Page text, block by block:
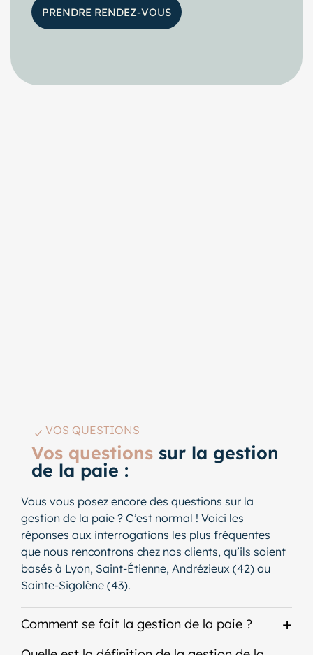
PRENDRE RENDEZ-VOUS
VOS QUESTIONS
Vos questions sur la gestion
de la paie :
Vous vous posez encore des questions sur la
gestion de la paie ? C’est normal ! Voici les
réponses aux interrogations les plus fréquentes
que nous rencontrons chez nos clients, qu’ils soient
basés à Lyon, Saint-Étienne, Andrézieux (42) ou
Sainte-Sigolène (43).
Comment se fait la gestion de la paie ?